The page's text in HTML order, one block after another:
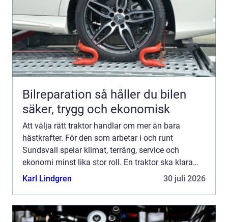
Bilreparation så håller du bilen
säker, trygg och ekonomisk
Att välja rätt traktor handlar om mer än bara
hästkrafter. För den som arbetar i och runt
Sundsvall spelar klimat, terräng, service och
ekonomi minst lika stor roll. En traktor ska klara
tunga lyft i skogen, snöröjning i brant backe,
Karl Lindgren 30 juli 2026